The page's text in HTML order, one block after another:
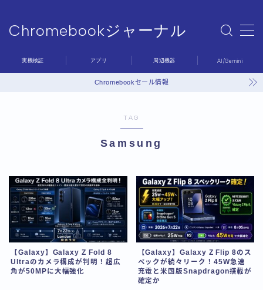
Chromebookジャーナル
Chromebookジャーナル
Sample Page
デモプリセット記事 #6
有料記事の決済完了ページ
実機検証 アプリ 周辺機器 AI/Gemini
Chromebookセール情報
TAG
Samsung
【Galaxy】Galaxy Z Fold 8
Ultraのカメラ構成が判明！超広
角が50MPに大幅強化
【Galaxy】Galaxy Z Flip 8のス
ペックが続々リーク！45W急速
充電と米国版Snapdragon搭載が
確定か